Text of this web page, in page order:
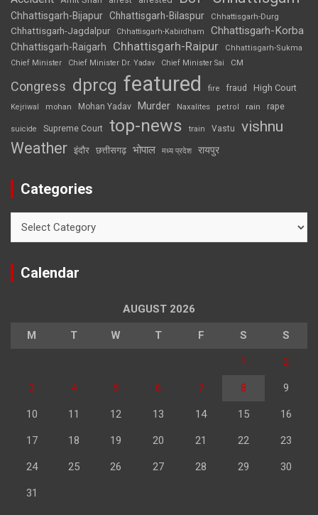
Chhattisgarh-Bijapur Chhattisgarh-Bilaspur Chhattisgarh-Durg
Chhattisgarh-Jagdalpur Chhattisgarh-Kabirdham Chhattisgarh-Korba
Chhattisgarh-Raigarh Chhattisgarh-Raipur
Chhattisgarh-Sukma
Chief Minister
Chief Minister Dr. Yadav Chief Minister Sai CM
Congress dprcg featured fire fraud High Court
Kejriwal mohan Mohan Yadav Murder Naxalites petrol rain rape
suicide Supreme Court top-news train Vastu vishnu
Weather इंदौर छत्तीसगढ़ भोपाल मध्य प्रदेश रायपुर
Categories
Calendar
AUGUST 2026
M T W T F S S
1 2
3 4 5 6 7 8 9
10 11 12 13 14 15 16
17 18 19 20 21 22 23
24 25 26 27 28 29 30
31